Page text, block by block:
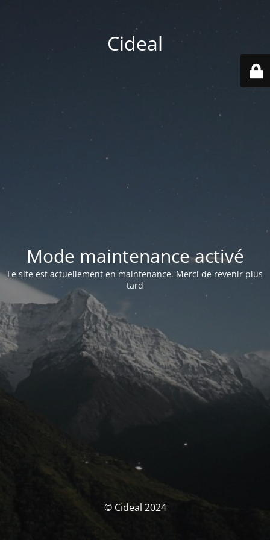
Cideal
Mode maintenance activé
Le site est actuellement en maintenance. Merci de revenir plus
tard
© Cideal 2024